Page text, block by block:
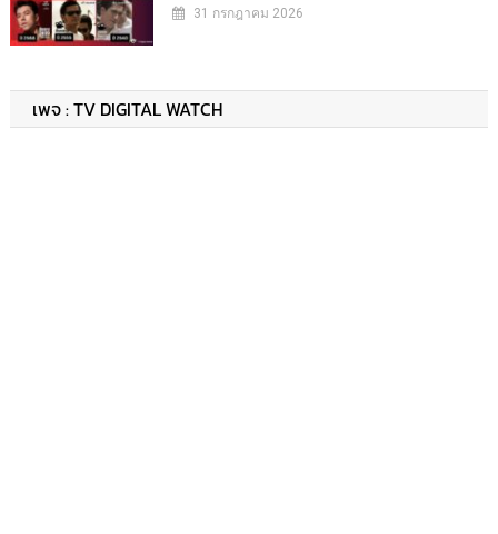
31 กรกฎาคม 2026
เพจ : TV DIGITAL WATCH